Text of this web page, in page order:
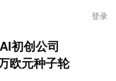
登录
初创公司
欧元种子轮